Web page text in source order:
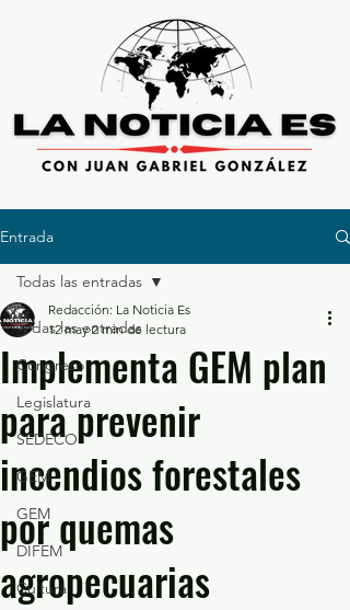
Entrada
Todas las entradas
Congreso
Legislatura
SEDECO
GEM
GEM
DIFEM
Cultura
Todas las entradas
Implementa GEM plan
para prevenir
incendios forestales
por quemas
agropecuarias
Redacción: La Noticia Es
12 may 2 min de lectura